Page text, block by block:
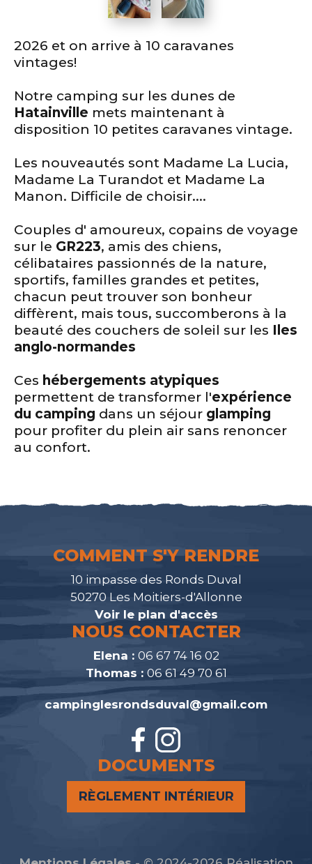
2026 et on arrive à 10 caravanes
vintages!
Notre camping sur les dunes de
Hatainville mets maintenant à
disposition 10 petites caravanes vintage.
Les nouveautés sont Madame La Lucia,
Madame La Turandot et Madame La
Manon. Difficile de choisir....
Couples d' amoureux, copains de voyage
sur le GR223, amis des chiens,
célibataires passionnés de la nature,
sportifs, familles grandes et petites,
chacun peut trouver son bonheur
diffèrent, mais tous, succomberons à la
beauté des couchers de soleil sur les Iles
anglo-normandes
Ces hébergements atypiques
permettent de transformer l'expérience
du camping dans un séjour glamping
pour profiter du plein air sans renoncer
au confort.
COMMENT S'Y RENDRE
10 impasse des Ronds Duval
50270 Les Moitiers-d'Allonne
Voir le plan d'accès
NOUS CONTACTER
Elena : 06 67 74 16 02
Thomas : 06 61 49 70 61
campinglesrondsduval@gmail.com
DOCUMENTS
RÈGLEMENT INTÉRIEUR